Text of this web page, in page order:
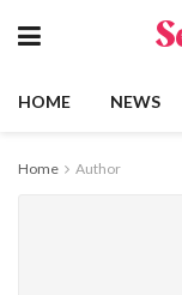
HOME NEWS
Home Author